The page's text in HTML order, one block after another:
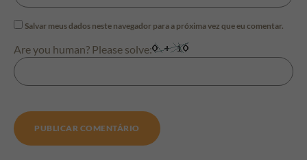
Salvar meus dados neste navegador para a próxima vez que eu comentar.
Are you human? Please solve: